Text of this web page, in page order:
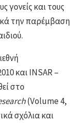
γονείς και τους
την παρέμβαση
και INSAR –
στο
(Volume 4,
σχόλια και